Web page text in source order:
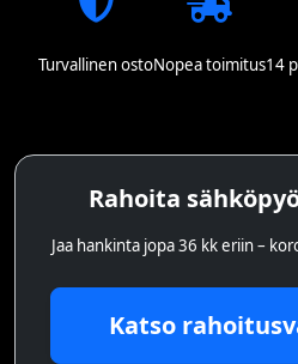
Turvallinen ostoNopea toimitus14
Rahoita
Jaa hankinta jopa 36 kk eriin –
Katso